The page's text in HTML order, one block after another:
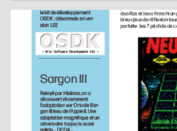
o
m
m
a
y
b